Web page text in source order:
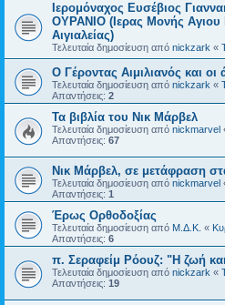
Ιερομόναχος Ευσέβιος
ΟΥΡΑΝΙΟ (Ιερας Μονής Αγιου
Αιγιαλείας)
Τελευταία δημοσίευση από nickzark «
Ο Γέροντας Αιμιλιανός και οι
Τελευταία δημοσίευση από nickzark «
Απαντήσεις: 2
Τα βιβλία του Νικ Μάρβελ
Τελευταία δημοσίευση από nickmarvel
Απαντήσεις: 67
Νικ Μάρβελ, σε μετάφραση
Τελευταία δημοσίευση από nickmarvel
Απαντήσεις: 1
Έρως Ορθοδοξίας
Τελευταία δημοσίευση από Μ.Δ.Κ. «
Απαντήσεις: 6
π. Σεραφείμ Ρόουζ: "Η ζωή
Τελευταία δημοσίευση από nickzark «
Απαντήσεις: 19